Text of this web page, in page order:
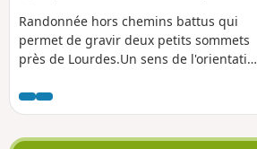
Randonnée hors chemins battus qui
permet de gravir deux petits sommets
près de Lourdes.Un sens de l'orientation
Jer. Par temps de pluie, ne pas
entreprendre cette randonnée. ⚠️
Remarque utilisateur du 08 mars 2026